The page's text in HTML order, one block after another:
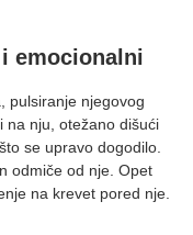
emocionalni
pulsiranje njegovog
na nju, otežano dišući
se upravo dogodilo.
odmiče od nje. Opet
na krevet pored nje.